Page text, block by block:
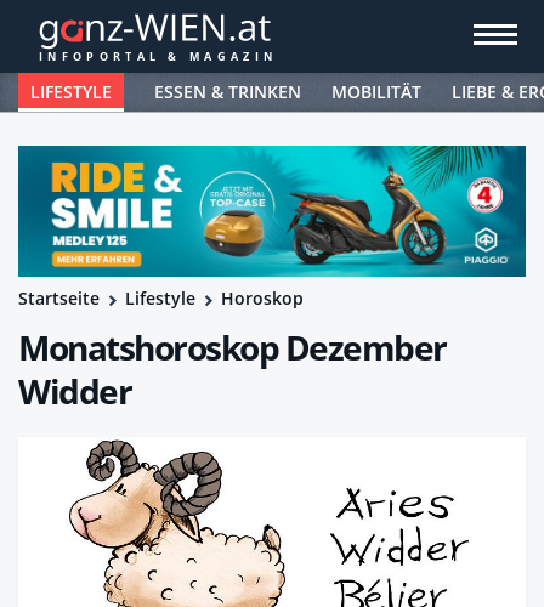
LIFESTYLE ESSEN & TRINKEN MOBILITÄT LIEBE &
Startseite Lifestyle Horoskop
Monatshoroskop Dezember
Widder